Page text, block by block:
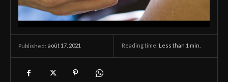
Published: août 17, 2021 Reading time: Less than 1 min.